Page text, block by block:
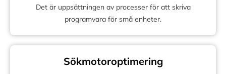
Det är uppsättningen av processer för att skriva
programvara för små enheter.
Sökmotoroptimering